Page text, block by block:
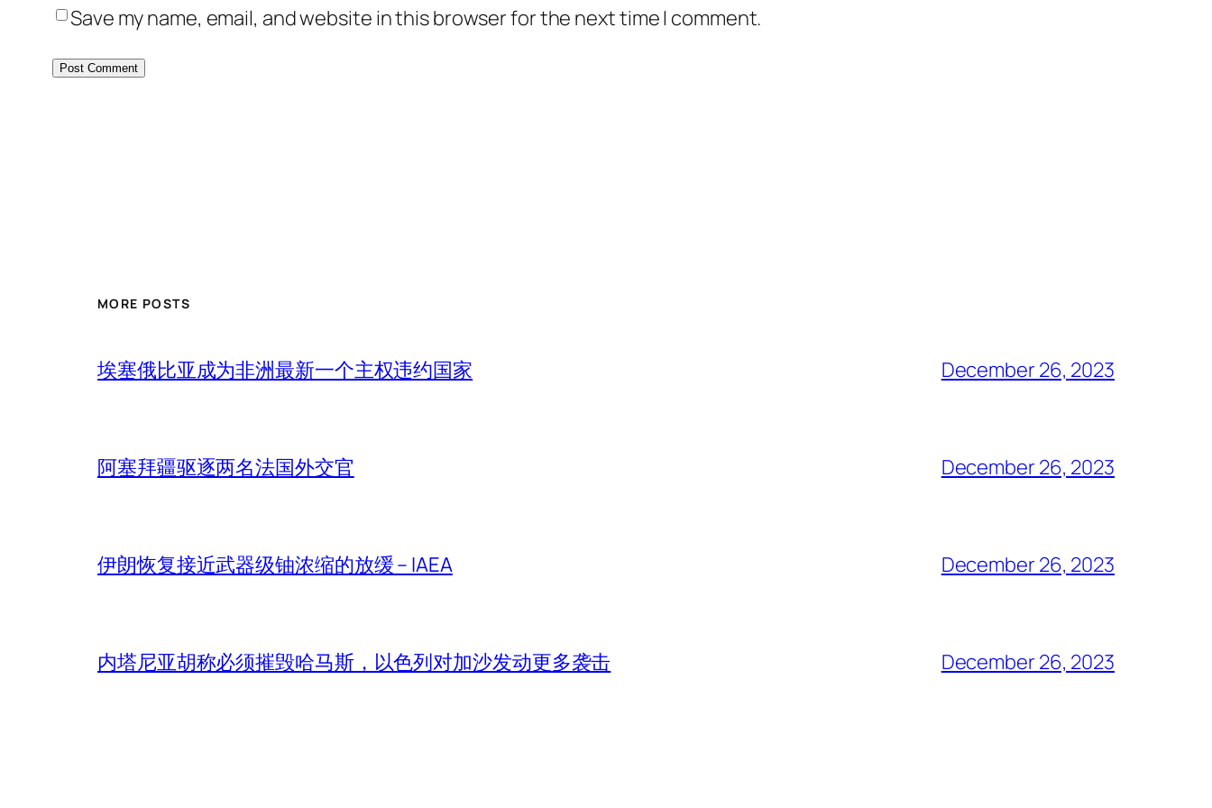
Save my name, email, and website in this browser for the next time I comment.
MORE POSTS
埃塞俄比亚成为非洲最新一个主权违约国家 December 26, 2023
阿塞拜疆驱逐两名法国外交官 December 26, 2023
伊朗恢复接近武器级铀浓缩的放缓 – IAEA December 26, 2023
内塔尼亚胡称必须摧毁哈马斯，以色列对加沙发动更多袭击 December 26, 2023